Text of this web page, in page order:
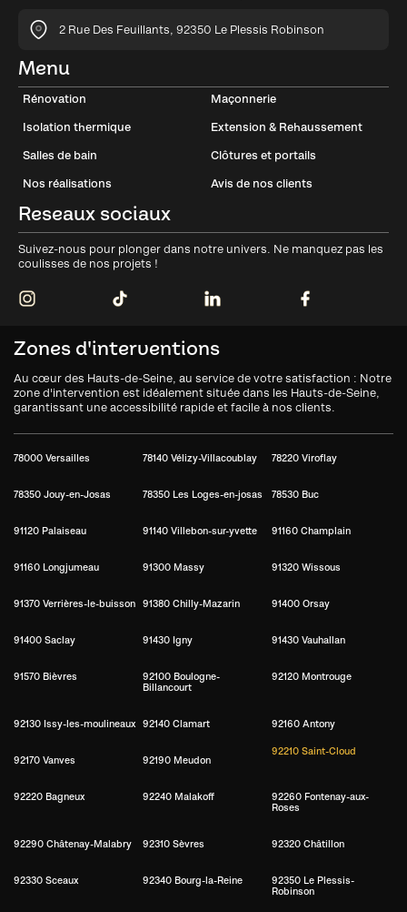
2 Rue Des Feuillants, 92350 Le Plessis Robinson
Menu
Rénovation Maçonnerie
Isolation thermique Extension & Rehaussement
Salles de bain Clôtures et portails
Nos réalisations Avis de nos clients
Reseaux sociaux
Suivez-nous pour plonger dans notre univers. Ne manquez pas les
coulisses de nos projets !
Zones d'interventions
Au cœur des Hauts-de-Seine, au service de votre satisfaction : Notre
zone d'intervention est idéalement située dans les Hauts-de-Seine,
garantissant une accessibilité rapide et facile à nos clients.
78000 Versailles 78140 Vélizy-Villacoublay 78220 Viroflay
78350 Jouy-en-Josas 78350 Les Loges-en-josas 78530 Buc
91120 Palaiseau 91140 Villebon-sur-yvette 91160 Champlain
91160 Longjumeau 91300 Massy 91320 Wissous
91370 Verrières-le-buisson 91380 Chilly-Mazarin 91400 Orsay
91400 Saclay 91430 Igny 91430 Vauhallan
91570 Bièvres
92100 Boulogne-
Billancourt
92120 Montrouge
92130 Issy-les-moulineaux 92140 Clamart 92160 Antony
92170 Vanves 92190 Meudon
92210 Saint-Cloud
92220 Bagneux 92240 Malakoff
92260 Fontenay-aux-
Roses
92290 Châtenay-Malabry 92310 Sèvres 92320 Châtillon
92330 Sceaux 92340 Bourg-la-Reine
92350 Le Plessis-
Robinson